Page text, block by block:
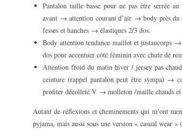
Pantalon taille basse pour ne pas être serrée
avant → attention courant d’air → body près du
fesses et hanches → élastiques 2/3 dos.
Body attention tendance maillot et justaucorps
dos pour accentuer côté féminin avec chute de
Attention froid du matin hiver / jersey pas
ceinture (rappel pantalon peut être sympa) →
profiter décolleté V → molleton /maille chauds et
Autant de réflexions et cheminements qui m’ont
pyjama, mais aussi sous une version « casual wear